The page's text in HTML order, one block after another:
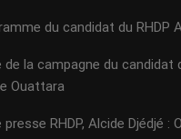
du candidat du RHDP
de la campagne du candidat
Ouattara
RHDP, Alcide Djédjé :